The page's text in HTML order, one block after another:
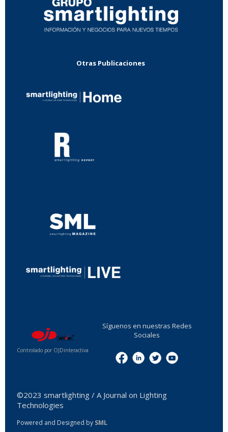
Otras Publicaciones
Controlado por OJDinteractiva
Síguenos en nuestras Redes
Sociales
©2023 smartlighting / A Journal on Lighting
Technologies
Powered and Designed by SML